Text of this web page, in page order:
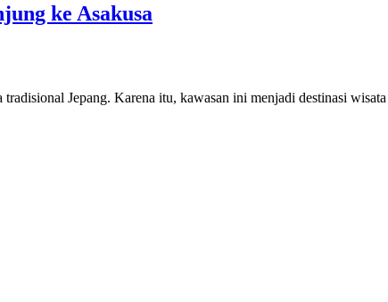
Transfer
Antar
ke Asakusa
Jepang. Karena itu, kawasan ini menjadi destinasi